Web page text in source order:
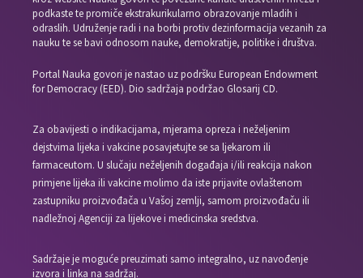
podkaste te promiče ekstrakurikularno obrazovanje mladih i
odraslih. Udruženje radi i na borbi protiv dezinformacija vezanih za
nauku te se bavi odnosom nauke, demokratije, politike i društva.
Portal Nauka govori je nastao uz podršku European Endowment
for Democracy (EED). Dio sadržaja podržao Glosarij CD.
Za obavijesti o indikacijama, mjerama opreza i neželjenim
dejstvima lijeka i vakcine posavjetujte se sa ljekarom ili
farmaceutom. U slučaju neželjenih događaja i/ili reakcija nakon
primjene lijeka ili vakcine molimo da iste prijavite ovlaštenom
zastupniku proizvođača u Vašoj zemlji, samom proizvođaču ili
nadležnoj Agenciji za lijekove i medicinska sredstva.
Sadržaje je moguće preuzimati samo integralno, uz navođenje
izvora i linka na sadržaj.